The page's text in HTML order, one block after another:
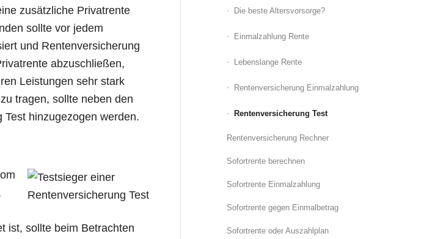
zusätzliche Privatrente
sollte vor jedem
und Rentenversicherung
abzuschließen,
Leistungen sehr stark
tragen, sollte neben den
hinzugezogen werden.
ist, sollte beim Betrachten
Die beste Altersvorsorge?
Einmalzahlung Rente
Lebenslange Rente
Rentenversicherung Einmalzahlung
Rentenversicherung Test
Rentenversicherung Rechner
Sofortrente berechnen
Sofortrente Einmalzahlung
Sofortrente gegen Einmalbetrag
Sofortrente oder Auszahlplan